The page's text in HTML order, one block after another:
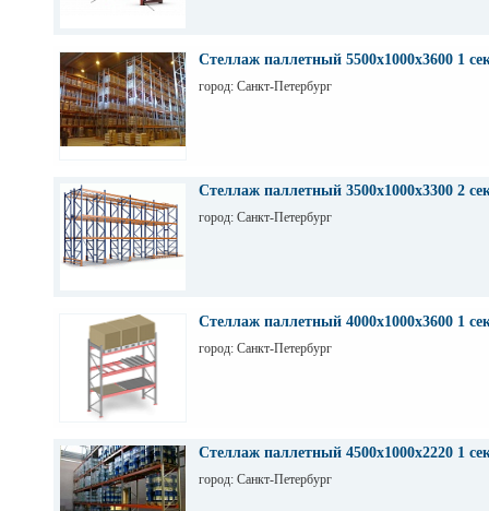
Стеллаж паллетный 5500х1000х3600 1
город: Санкт-Петербург
Стеллаж паллетный 3500х1000х3300 2
город: Санкт-Петербург
Стеллаж паллетный 4000х1000х3600 1
город: Санкт-Петербург
Стеллаж паллетный 4500х1000х2220 1
город: Санкт-Петербург